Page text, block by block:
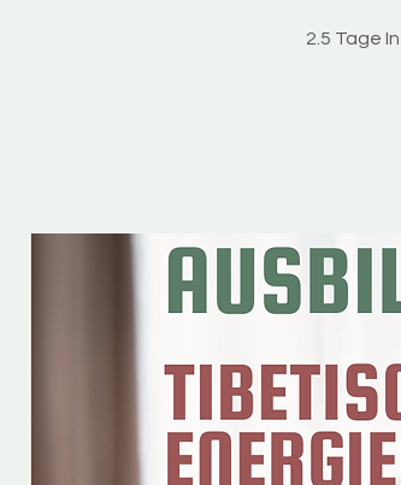
2.5 Tage